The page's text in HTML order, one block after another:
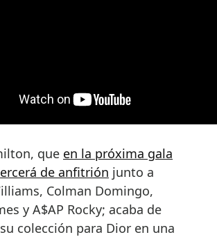
que en la próxima gala
de anfitrión junto a
Colman Domingo,
y A$AP Rocky; acaba de
colección para Dior en una